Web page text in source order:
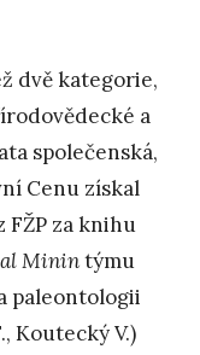
dvě kategorie,
a
společenská,
Cenu získal
FŽP za knihu
Minintýmu
paleontologii
Koutecký V.)